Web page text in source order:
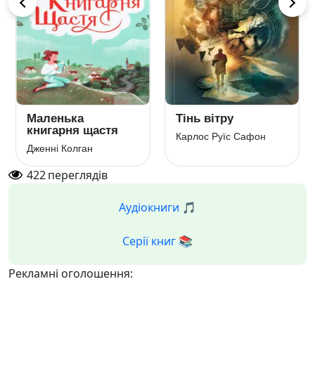
Маленька
книгарня щастя
Дженні Колган
Тінь вітру
Карлос Руїс Сафон
422переглядів
Аудіокниги 🎵
Серії книг 📚
Рекламні оголошення: